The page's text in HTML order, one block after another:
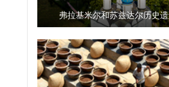
弗拉基米尔和苏兹达尔历史